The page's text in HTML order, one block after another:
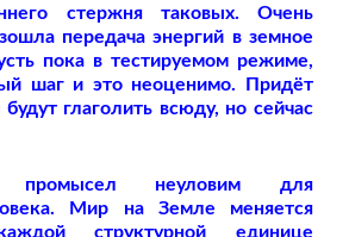
стержня таковых. Очень
передача энергий в земное
пока в тестируемом режиме,
шаг и это неоценимо. Придёт
глаголить всюду, но сейчас
промысел неуловим для
Мир на Земле меняется
структурной единице